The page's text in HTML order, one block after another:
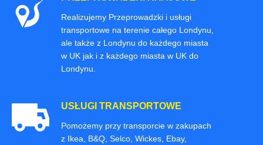
Realizujemy Przeprowadzki i usługi
transportowe na terenie całego Londynu,
ale także z Londynu do każdego miasta
w UK jak i z każdego miasta w UK do
Londynu.
USŁUGI TRANSPORTOWE
Pomożemy przy transporcie w zakupach
z Ikea, B&Q, Selco, Wickes, Ebay,